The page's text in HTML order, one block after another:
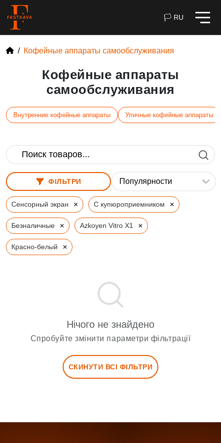
🏳 RU
Кофейные аппараты самообслуживания
Кофейные аппараты
самообслуживания
Внутренние кофейные аппараты Уличные кофейные аппараты
ФІЛЬТРИ
Сенсорный экран × С купюроприемником ×
Безналичные × Azkoyen Vitro X1 ×
Красно-белый ×
Нічого не знайдено
Спробуйте змінити параметри фільтрації
СКИНУТИ ВСІ ФІЛЬТРИ